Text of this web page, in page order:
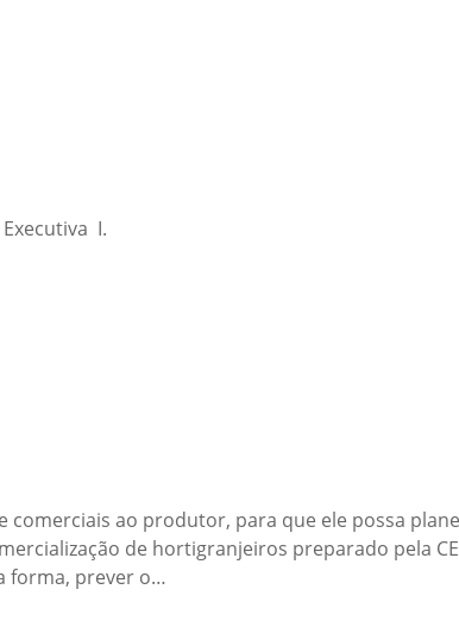
I.
ao produtor, para que ele possa
de hortigranjeiros preparado pela
forma, prever o…